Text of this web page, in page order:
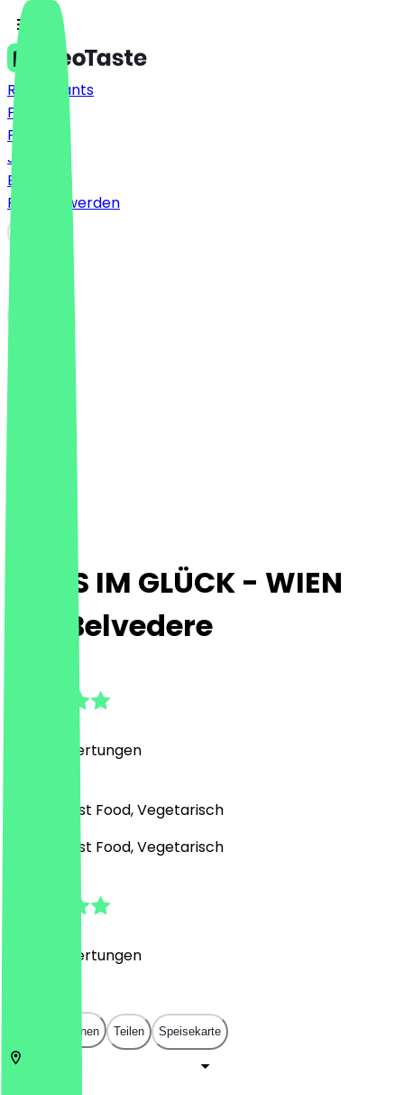
Restaurants
Preise
FAQ
Jobs
Blog
Partner werden
HANS IM GLÜCK - WIEN
Am Belvedere
Bewertungen
Burger, Fast Food, Vegetarisch
Burger, Fast Food, Vegetarisch
Bewertungen
In App öffnen Teilen Speisekarte